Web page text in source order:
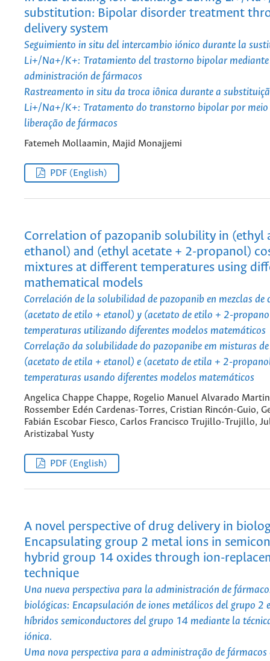
substitution: Bipolar disorder treatment
delivery system
Seguimiento in situ del intercambio iónico durante la
Li+/Na+/K+: Tratamiento del trastorno bipolar mediante
administración de fármacos
Rastreamento in situ da troca iônica durante a
Li+/Na+/K+: Tratamento do transtorno bipolar por meio
liberação de fármacos
Fatemeh Mollaamin, Majid Monajjemi
PDF (English)
Correlation of pazopanib solubility in (ethyl
ethanol) and (ethyl acetate + 2-propanol)
mixtures at different temperatures using
mathematical models
Correlación de la solubilidad de pazopanib en mezclas de
(acetato de etilo + etanol) y (acetato de etilo + 2-
temperaturas utilizando diferentes modelos matemáticos
Correlação da solubilidade do pazopanibe em misturas
(acetato de etila + etanol) e (acetato de etila + 2-
temperaturas usando diferentes modelos matemáticos
Angelica Chappe Chappe, Rogelio Manuel Alvarado
Rossember Edén Cardenas-Torres, Cristian Rincón-Guio,
Fabián Escobar Fiesco, Carlos Francisco Trujillo-Trujillo,
Aristizabal Yusty
PDF (English)
A novel perspective of drug delivery in
Encapsulating group 2 metal ions in
hybrid group 14 oxides through ion-
technique
Una nueva perspectiva para la administración de
biológicas: Encapsulación de iones metálicos del grupo 2
híbridos semiconductores del grupo 14 mediante la
iónica.
Uma nova perspectiva para a administração de fármacos